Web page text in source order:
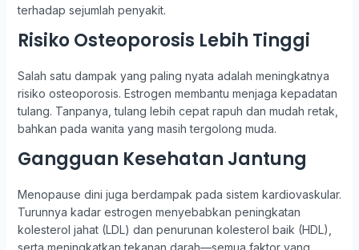
terhadap sejumlah penyakit.
Risiko Osteoporosis Lebih Tinggi
Salah satu dampak yang paling nyata adalah meningkatnya
risiko osteoporosis. Estrogen membantu menjaga kepadatan
tulang. Tanpanya, tulang lebih cepat rapuh dan mudah retak,
bahkan pada wanita yang masih tergolong muda.
Gangguan Kesehatan Jantung
Menopause dini juga berdampak pada sistem kardiovaskular.
Turunnya kadar estrogen menyebabkan peningkatan
kolesterol jahat (LDL) dan penurunan kolesterol baik (HDL),
serta meningkatkan tekanan darah—semua faktor yang